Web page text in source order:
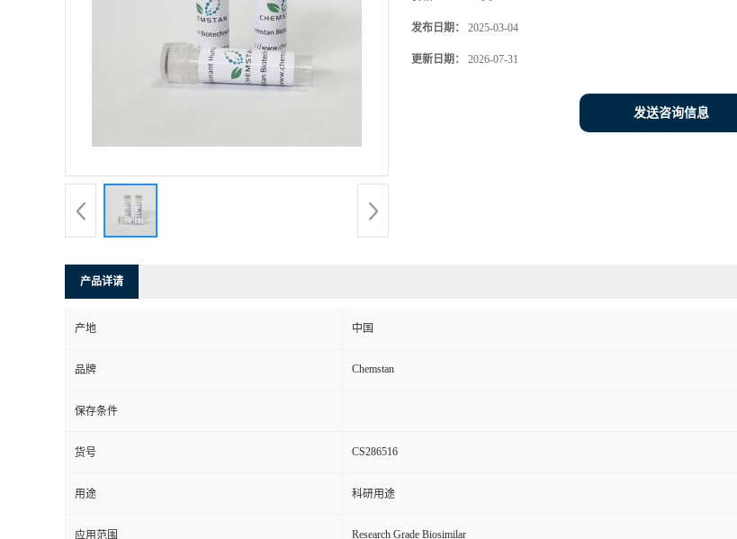
发布日期： 2025-03-04
更新日期： 2026-07-31
发送咨询信息
产品详请
产地 中国
品牌 Chemstan
保存条件
货号 CS286516
用途 科研用途
应用范围 Research Grade Biosimilar